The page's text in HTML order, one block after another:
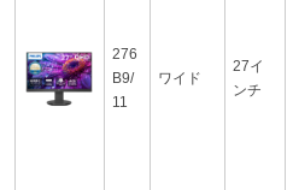
276
B9/
11
ワイド
27イ
ンチ